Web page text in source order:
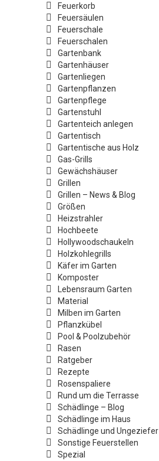
Feuerkorb
Feuersäulen
Feuerschale
Feuerschalen
Gartenbank
Gartenhäuser
Gartenliegen
Gartenpflanzen
Gartenpflege
Gartenstuhl
Gartenteich anlegen
Gartentisch
Gartentische aus Holz
Gas-Grills
Gewächshäuser
Grillen
Grillen – News & Blog
Größen
Heizstrahler
Hochbeete
Hollywoodschaukeln
Holzkohlegrills
Käfer im Garten
Komposter
Lebensraum Garten
Material
Milben im Garten
Pflanzkübel
Pool & Poolzubehör
Rasen
Ratgeber
Rezepte
Rosenspaliere
Rund um die Terrasse
Schädlinge – Blog
Schädlinge im Haus
Schädlinge und Ungeziefer
Sonstige Feuerstellen
Spezial